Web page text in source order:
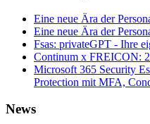
Eine neue Ära der
Eine neue Ära der
Fsas: privateGPT - Ihre
Continum x FREICON:
Microsoft 365 Security
Protection mit MFA,
News